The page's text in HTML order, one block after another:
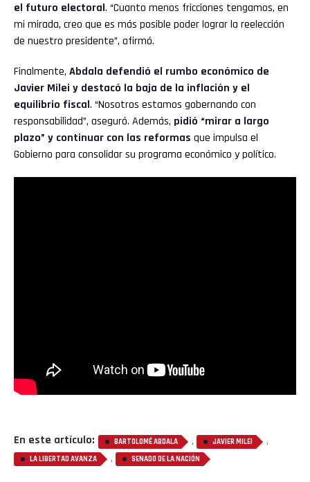
el futuro electoral. “Cuanto menos fricciones tengamos, en
mi mirada, creo que es más posible poder lograr la reelección
de nuestro presidente”, afirmó.
Finalmente, Abdala defendió el rumbo económico de
Javier Milei y destacó la baja de la inflación y el
equilibrio fiscal. “Nosotros estamos gobernando con
responsabilidad”, aseguró. Además, pidió “mirar a largo
plazo” y continuar con las reformas que impulsa el
Gobierno para consolidar su programa económico y político.
En este artículo: BARTOLOMÉ ABDALA , JAVIER MILEI ,
LA LIBERTAD AVANZA , SENADO DE LA NACIÓN